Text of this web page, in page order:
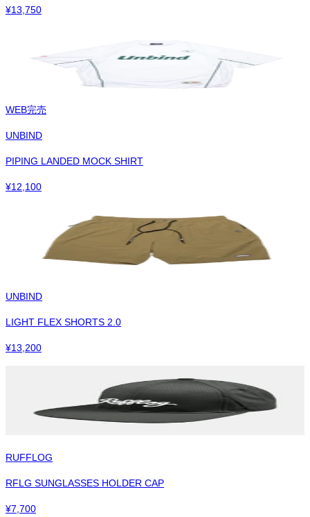
¥13,750
WEB完売
UNBIND
PIPING LANDED MOCK SHIRT
¥12,100
UNBIND
LIGHT FLEX SHORTS 2.0
¥13,200
RUFFLOG
RFLG SUNGLASSES HOLDER CAP
¥7,700